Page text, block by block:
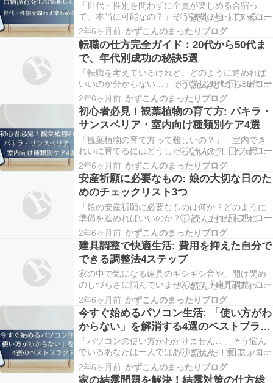
「世代・性別を問わずに全員が楽しめる合宿っ
て、本当に可能なの？」そう疑問に思っている方
は少なくないでしょう。幅広い年齢層や性別の
人々が一緒に時間を過ごし、それぞれが楽しむこ
とは、確かに一筋縄ではいかない課題かもしれま
せん。 実は、合宿を120%楽しむコツは、事前の
準備と適切なア…
2年6ヶ月前 かずこんのまったりブログ
転職の仕方完全ガイド：20代から50代ま
で、年代別成功の秘訣5選
「転職を考えているけれど、どのように進めれば
いいのか分からない…」そう悩む20代から50代ま
での幅広い年代の方々が多いのではないでしょう
か。転職は人生の大きな転機となり得るため、間
違いのない方法で進めたいと誰もが願います。 転
職の成功には、年代ごとに異なるアプローチが必
要です。…
2年6ヶ月前 かずこんのまったりブログ
初心者必見！観葉植物の育て方: パキラ・
サンスベリア・室内向け種類別ケア4選
「観葉植物の育て方って難しいの？」「室内でき
れいに育てるにはどうしたらいいの？」そう思う
方もいるかもしれません。 観葉植物を家に迎える
ことは、空間を美しく彩るだけでなく、心の癒し
も提供してくれます。しかし、それぞれの植物が
求める環境が異なるため、正しいケア方法を知る
ことが成功の…
2年6ヶ月前 かずこんのまったりブログ
安産祈願に必要なもの: 娘の大切な日のた
めのチェックリスト3つ
「娘の安産祈願に必要なものは何か？どのように
準備を進めればいいのか？」と、これから親にな
る娘を持つ親御さんや家族なら誰もが考えること
でしょう。特に、初めて経験するこの大切な時期
には、不安や疑問が尽きないものです。 実は、娘
の安産を願う上で、特定のアイテムの準備や心構
えが非常に重…
2年6ヶ月前 かずこんのまったりブログ
建具調整で快適生活: 費用を抑えた自分で
できる調整法4ステップ
家の中で気になる建具のギシギシ音や、開け閉め
のしづらさに悩んでいませんか？「建具調整って
自分でもできるの？」「費用をかけずに快適にし
たい」と考えている方は多いはずです。 実は、専
門知識がなくても、基本的な工具さえあれば、ほ
とんどの建具の問題は自分で解決できます。 この
記事では、…
2年6ヶ月前 かずこんのまったりブログ
今すぐ始めるパソコン生活: 「使い方がわ
からない」を解消する4選のベストプラク
ティス
「パソコンの使い方がわかりません…」そう悩ん
でいるあなたは一人ではありません。 実は、パソ
コンを上手に使いこなすことは、日々の作業を効
率化し、新たな可能性を開く鍵です。 この記事で
2年6ヶ月前 かずこんのまったりブログ
家の結露問題を解決！結露対策の仕方総